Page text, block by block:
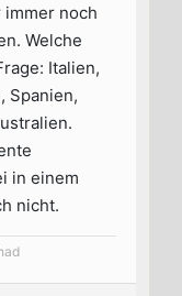
immer noch
Welche
Italien,
Spanien,
in einem
nicht.